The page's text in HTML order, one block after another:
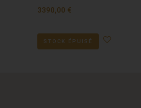
3390,00 €
STOCK ÉPUISÉ